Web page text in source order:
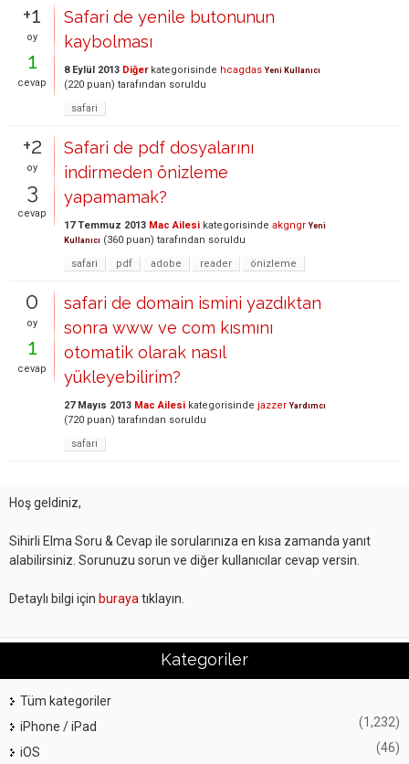
+1
oy
1
cevap
Safari de yenile butonunun
kaybolması
8 Eylül 2013 Diğerkategorisinde hcagdas Yeni Kullanıcı
(220 puan) tarafından soruldu
safari
+2
oy
3
cevap
Safari de pdf dosyalarını
indirmeden önizleme
yapamamak?
17 Temmuz 2013 Mac Ailesi kategorisinde akgngr Yeni
Kullanıcı (360 puan) tarafından soruldu
safari
pdf adobe reader önizleme
0
oy
1
cevap
safari de domain ismini yazdıktan
sonra www ve com kısmını
otomatik olarak nasıl
yükleyebilirim?
27 Mayıs 2013 Mac Ailesi kategorisinde jazzer Yardımcı
(720 puan) tarafından soruldu
safari
Hoş geldiniz,
Sihirli Elma Soru & Cevap ile sorularınıza en kısa zamanda yanıt
alabilirsiniz. Sorunuzu sorun ve diğer kullanıcılar cevap versin.
Detaylı bilgi için buraya tıklayın.
Kategoriler
Tüm kategoriler
iPhone / iPad
(1,232)
iOS (46)